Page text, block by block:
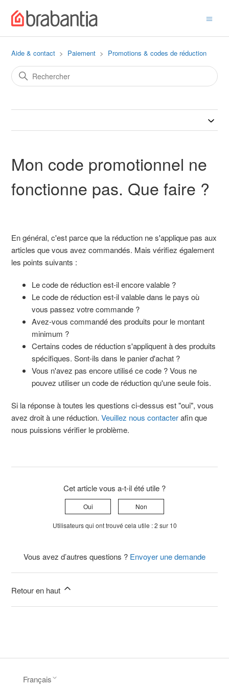
Aide & contact Paiement Promotions & codes de réduction
Mon code promotionnel ne
fonctionne pas. Que faire ?
En général, c'est parce que la réduction ne s'applique pas aux
articles que vous avez commandés. Mais vérifiez également
les points suivants :
Le code de réduction est-il encore valable ?
Le code de réduction est-il valable dans le pays où
vous passez votre commande ?
Avez-vous commandé des produits pour le montant
minimum ?
Certains codes de réduction s'appliquent à des produits
spécifiques. Sont-ils dans le panier d'achat ?
Vous n'avez pas encore utilisé ce code ? Vous ne
pouvez utiliser un code de réduction qu'une seule fois.
Si la réponse à toutes les questions ci-dessus est "oui", vous
avez droit à une réduction.Veuillez nous contacterafin que
nous puissions vérifier le problème.
Cet article vous a-t-il été utile ?
Oui Non
Utilisateurs qui ont trouvé cela utile : 2 sur 10
Vous avez d’autres questions ? Envoyer une demande
Retour en haut
Français